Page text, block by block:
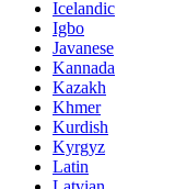
Icelandic
Igbo
Javanese
Kannada
Kazakh
Khmer
Kurdish
Kyrgyz
Latin